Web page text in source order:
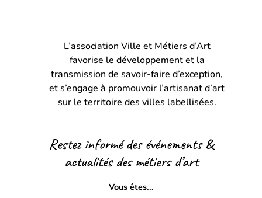
un
onglet)onglet)
L’association Ville et Métiers d’Art
favorise le développement et la
transmission de savoir-faire d’exception,
et s’engage à promouvoir l’artisanat d’art
sur le territoire des villes labellisées.
Restez informé des événements &
actualités des métiers d’art
Vous êtes...